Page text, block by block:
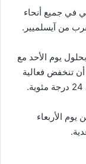
في جميع أنحاء
من آيسلميير.
يوم الأحد مع
أن تنخفض فعالية
الأربعاء